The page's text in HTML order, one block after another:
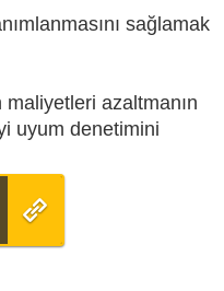
sağlamak
maliyetleri azaltmanın
uyum denetimini